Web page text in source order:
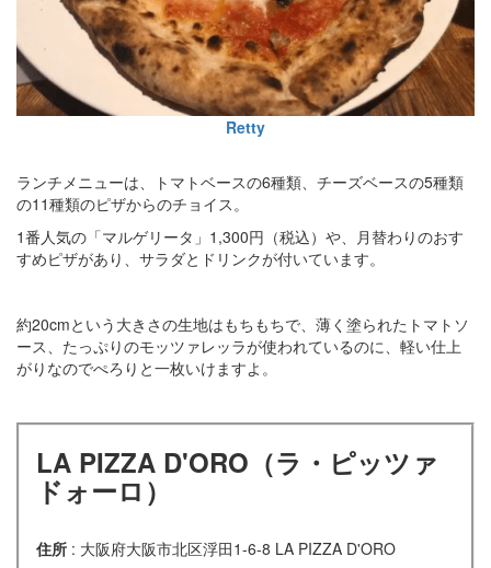
Retty
ランチメニューは、トマトベースの6種類、チーズベースの5種類
の11種類のピザからのチョイス。
1番人気の「マルゲリータ」1,300円（税込）や、月替わりのおす
すめピザがあり、サラダとドリンクが付いています。
約20cmという大きさの生地はもちもちで、薄く塗られたトマトソ
ース、たっぷりのモッツァレッラが使われているのに、軽い仕上
がりなのでぺろりと一枚いけますよ。
LA PIZZA D'ORO（ラ・ピッツァ
ドォーロ）
住所 : 大阪府大阪市北区浮田1-6-8 LA PIZZA D'ORO